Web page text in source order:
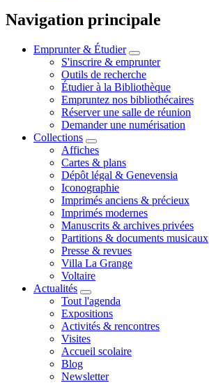
Navigation principale
Emprunter & Étudier
S'inscrire & emprunter
Outils de recherche
Étudier à la Bibliothèque
Empruntez nos bibliothécaires
Réserver une salle de réunion
Demander une numérisation
Collections
Affiches
Cartes & plans
Dépôt légal & Genevensia
Iconographie
Imprimés anciens & précieux
Imprimés modernes
Manuscrits & archives privées
Partitions & documents musicaux
Presse & revues
Villa La Grange
Voltaire
Actualités
Tout l'agenda
Expositions
Activités & rencontres
Visites
Accueil scolaire
Blog
Newsletter